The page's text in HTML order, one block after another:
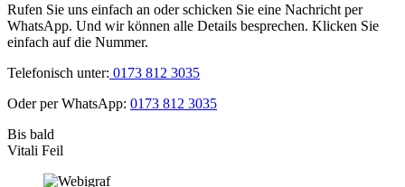
Rufen Sie uns einfach an oder schicken Sie eine Nachricht per
WhatsApp. Und wir können alle Details besprechen. Klicken Sie
einfach auf die Nummer.
Telefonisch unter: 0173 812 3035
Oder per WhatsApp: 0173 812 3035
Bis bald
Vitali Feil